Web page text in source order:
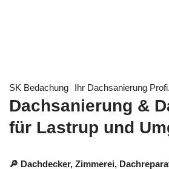
SK Bedachung Ihr Dachsanierung Profi.
Dachsanierung &
für Lastrup und
🔎 Dachdecker, Zimmerei,